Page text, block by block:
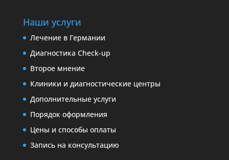
Наши услуги
Лечение в Германии
Диагностика Check-up
Второе мнение
Клиники и диагностические центры
Дополнительные услуги
Порядок оформления
Цены и способы оплаты
Запись на консультацию